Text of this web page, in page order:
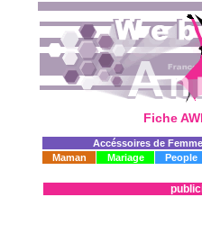
Fiche
Accéssoires de
Maman
Mariage People